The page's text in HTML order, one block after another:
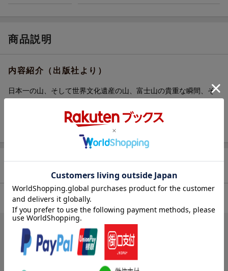
商品説明
内容紹介（出版社より）
日本一の山、そして世界文化遺産の山、富士山の貴重な瞬間、そ
第一人者大山行男氏が、季節や時間ごとに変化するダイナミック
な富士山の姿を写し撮っています。 ※壁掛け：縦30cmX横38cm
総合評価：
ブックスのレビュー（3件）
5